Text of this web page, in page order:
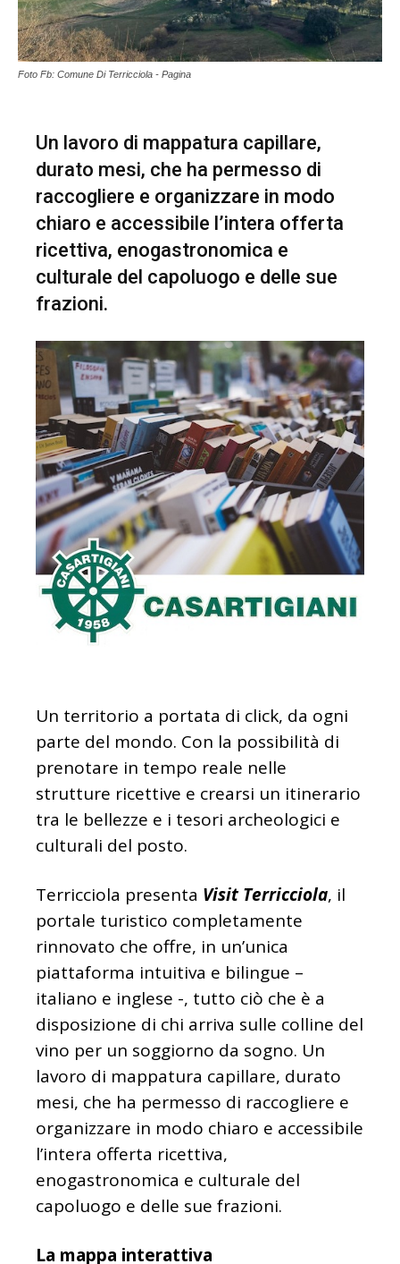
Foto Fb: Comune Di Terricciola - Pagina
Un lavoro di mappatura capillare,
durato mesi, che ha permesso di
raccogliere e organizzare in modo
chiaro e accessibile l’intera offerta
ricettiva, enogastronomica e
culturale del capoluogo e delle sue
frazioni.
Un territorio a portata di click, da ogni
parte del mondo. Con la possibilità di
prenotare in tempo reale nelle
strutture ricettive e crearsi un itinerario
tra le bellezze e i tesori archeologici e
culturali del posto.
Terricciola presenta Visit Terricciola, il
portale turistico completamente
rinnovato che offre, in un’unica
piattaforma intuitiva e bilingue –
italiano e inglese -, tutto ciò che è a
disposizione di chi arriva sulle colline del
vino per un soggiorno da sogno. Un
lavoro di mappatura capillare, durato
mesi, che ha permesso di raccogliere e
organizzare in modo chiaro e accessibile
l’intera offerta ricettiva,
enogastronomica e culturale del
capoluogo e delle sue frazioni.
La mappa interattiva